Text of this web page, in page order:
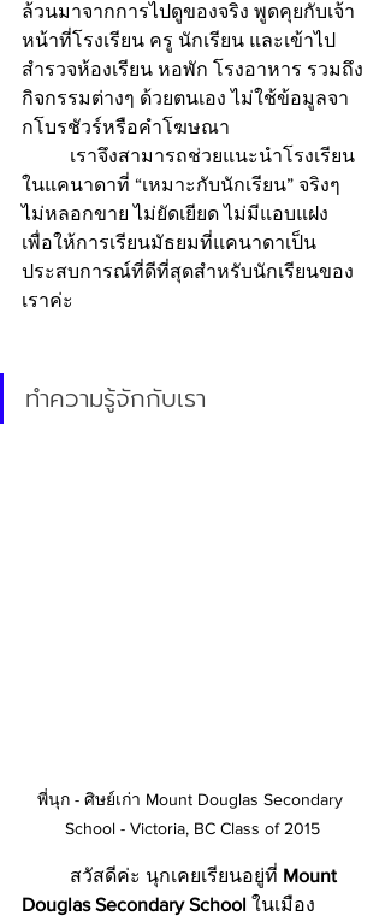
ล้วนมาจากการไปดูของจริง พูดคุยกับเจ้า
หน้าที่โรงเรียน ครู นักเรียน และเข้าไป
สำรวจห้องเรียน หอพัก โรงอาหาร รวมถึง
กิจกรรมต่างๆ ด้วยตนเอง ไม่ใช้ข้อมูลจา
กโบรชัวร์หรือคำโฆษณา
ในแคนาดาที่ “เหมาะกับนักเรียน” จริงๆ
ไม่หลอกขาย ไม่ยัดเยียด ไม่มีแอบแฝง
เพื่อให้การเรียนมัธยมที่แคนาดาเป็น
ประสบการณ์ที่ดีที่สุดสำหรับนักเรียนของ
เราค่ะ
ทำความรู้จักกับเรา
พี่นุก - ศิษย์เก่า Mount Douglas Secondary
School - Victoria, BC Class of 2015
	สวัสดีค่ะ นุกเคยเรียนอยู่ที่
Mount
Douglas Secondary School ในเมือง